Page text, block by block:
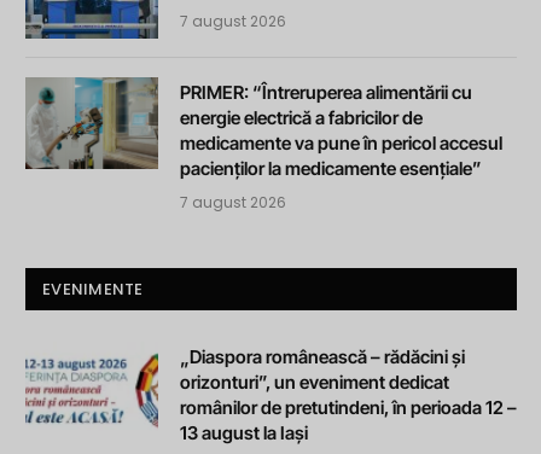
7 august 2026
PRIMER: “Întreruperea alimentării cu
energie electrică a fabricilor de
medicamente va pune în pericol accesul
pacienților la medicamente esențiale”
7 august 2026
EVENIMENTE
„Diaspora românească – rădăcini și
orizonturi”, un eveniment dedicat
românilor de pretutindeni, în perioada 12 –
13 august la Iași